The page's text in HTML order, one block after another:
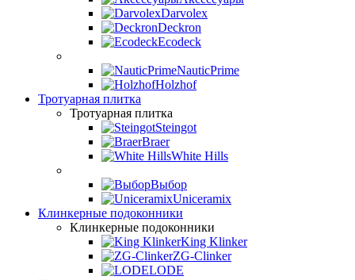
Darvolex
Deckron
Ecodeck
NauticPrime
Holzhof
Тротуарная плитка
Тротуарная плитка
Steingot
Braer
White Hills
Выбор
Uniceramix
Клинкерные подоконники
Клинкерные подоконники
King Klinker
ZG-Clinker
LODE